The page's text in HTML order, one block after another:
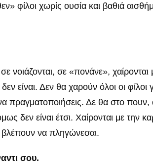
φίλοι χωρίς ουσία και βαθιά
νοιάζονται, σε «πονάνε»,
είναι. Δεν θα χαρούν όλοι οι
πραγματοποιήσεις. Δε θα στο
δεν είναι έτσι. Χαίρονται με την
βλέπουν να πληγώνεσαι.
σου.